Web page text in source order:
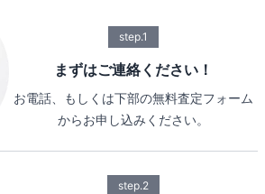
step.1
まずはご連絡ください！
お電話、もしくは下部の無料査定フォーム
からお申し込みください。
step.2